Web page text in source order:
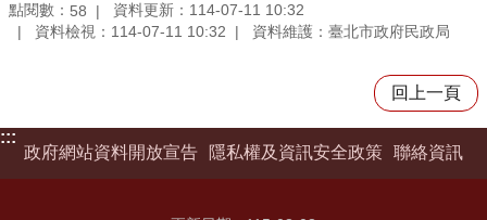
點閱數： 58
資料更新：114-07-11 10:32
資料檢視：114-07-11 10:32
資料維護：臺北市政府民政局
回上一頁
:::
政府網站資料開放宣告
隱私權及資訊安全政策 聯絡資訊